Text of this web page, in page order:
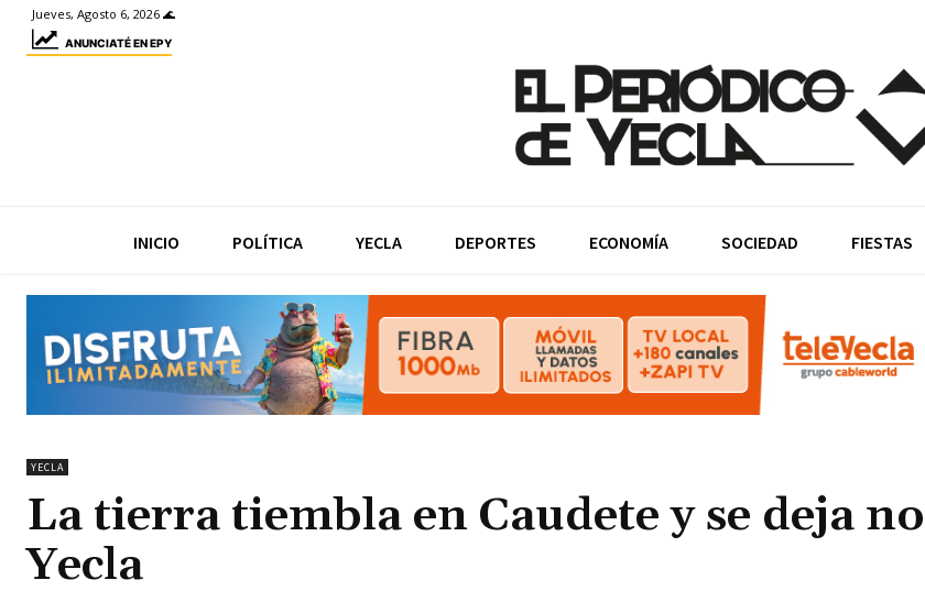
Jueves, Agosto 6, 2026 🌊
ANUNCIATÉ EN EPY
INICIO POLÍTICA YECLA DEPORTES ECONOMÍA SOCIEDAD FIESTAS
YECLA
La tierra tiembla en Caudete y se deja
Yecla